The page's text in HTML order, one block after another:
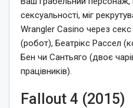
сексуальності, міг
Wrangler Casino через
(робот), Беатрікс Рассел
Бен чи Сантьяго (двоє
працівників).
Fallout 4 (2015)